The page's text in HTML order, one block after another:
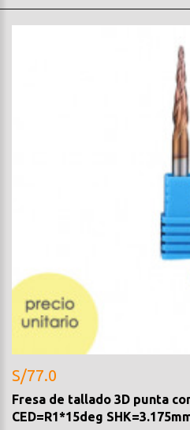
S/77.0
Fresa de tallado 3D punta
CED=R1*15deg